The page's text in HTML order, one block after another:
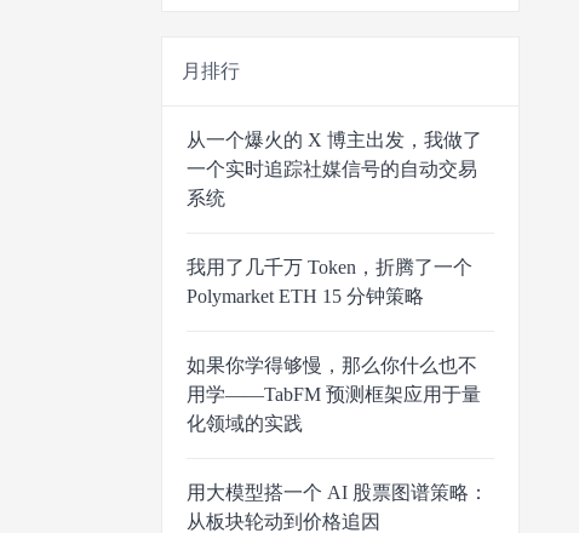
月排行
从一个爆火的 X 博主出发，我做了
一个实时追踪社媒信号的自动交易
系统
我用了几千万 Token，折腾了一个
Polymarket ETH 15 分钟策略
如果你学得够慢，那么你什么也不
用学——TabFM 预测框架应用于量
化领域的实践
用大模型搭一个 AI 股票图谱策略：
从板块轮动到价格追因